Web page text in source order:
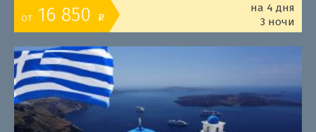
от 16 850 o
на 4 дня
3 ночи